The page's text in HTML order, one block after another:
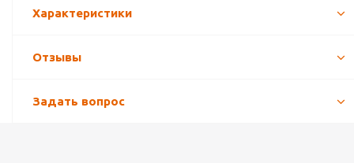
Характеристики
Отзывы
Задать вопрос